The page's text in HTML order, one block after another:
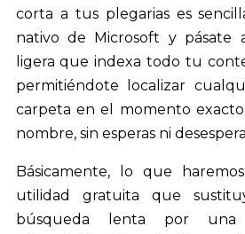
corta a tus plegarias es
nativo de Microsoft y pásate
ligera que indexa todo tu
permitiéndote localizar
carpeta en el momento
nombre, sin esperas ni
Básicamente, lo que
utilidad gratuita que
búsqueda lenta por